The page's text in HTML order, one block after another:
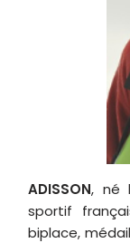
ADISSON, né
sportif
biplace,